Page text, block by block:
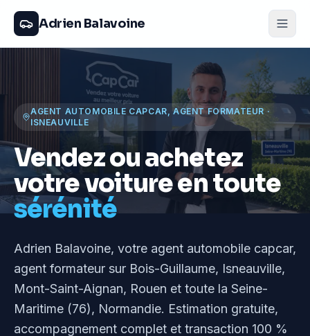
Adrien Balavoine
AGENT AUTOMOBILE CAPCAR, AGENT FORMATEUR ·
ISNEAUVILLE
Vendez ou achetez
votre voiture en toute
sérénité
Adrien Balavoine, votre agent automobile capcar,
agent formateur sur Bois-Guillaume, Isneauville,
Mont-Saint-Aignan, Rouen et toute la Seine-
Maritime (76), Normandie. Estimation gratuite,
accompagnement complet et transaction 100 %